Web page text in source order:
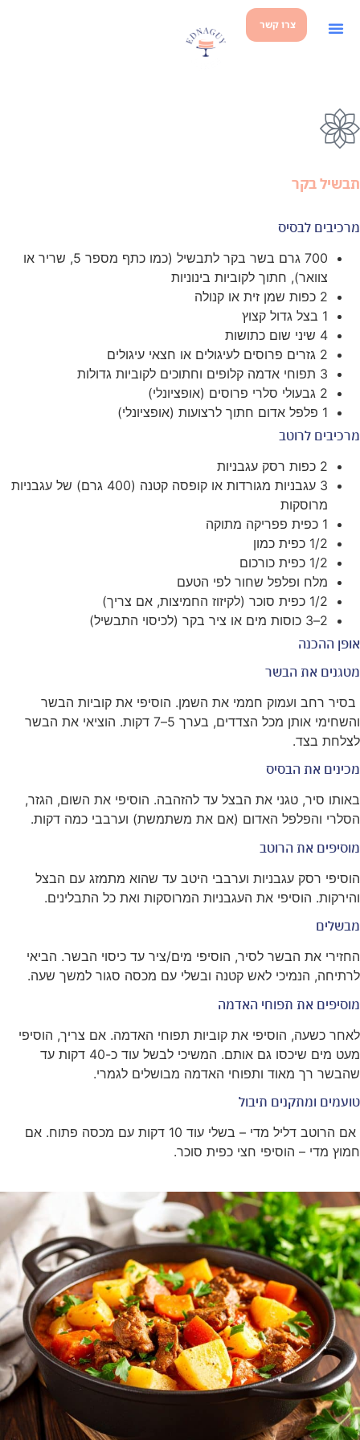
צרו קשר
תבשיל בקר
מרכיבים לבסיס
700 גרם בשר בקר לתבשיל (כמו כתף מספר 5, שריר או
צוואר), חתוך לקוביות בינוניות
2 כפות שמן זית או קנולה
1 בצל גדול קצוץ
4 שיני שום כתושות
2 גזרים פרוסים לעיגולים או חצאי עיגולים
3 תפוחי אדמה קלופים וחתוכים לקוביות גדולות
2 גבעולי סלרי פרוסים (אופציונלי)
1 פלפל אדום חתוך לרצועות (אופציונלי)
מרכיבים לרוטב
2 כפות רסק עגבניות
3 עגבניות מגורדות או קופסה קטנה (400 גרם) של עגבניות
מרוסקות
1 כפית פפריקה מתוקה
1/2 כפית כמון
1/2 כפית כורכום
מלח ופלפל שחור לפי הטעם
1/2 כפית סוכר (לקיזוז החמיצות, אם צריך)
2–3 כוסות מים או ציר בקר (לכיסוי התבשיל)
אופן ההכנה
מטגנים את הבשר
בסיר רחב ועמוק חממי את השמן. הוסיפי את קוביות הבשר
והשחימי אותן מכל הצדדים, בערך 5–7 דקות. הוציאי את הבשר
לצלחת בצד.
מכינים את הבסיס
באותו סיר, טגני את הבצל עד להזהבה. הוסיפי את השום, הגזר,
הסלרי והפלפל האדום (אם את משתמשת) וערבבי כמה דקות.
מוסיפים את הרוטב
הוסיפי רסק עגבניות וערבבי היטב עד שהוא מתמזג עם הבצל
והירקות. הוסיפי את העגבניות המרוסקות ואת כל התבלינים.
מבשלים
החזירי את הבשר לסיר, הוסיפי מים/ציר עד כיסוי הבשר. הביאי
לרתיחה, הנמיכי לאש קטנה ובשלי עם מכסה סגור למשך שעה.
מוסיפים את תפוחי האדמה
לאחר כשעה, הוסיפי את קוביות תפוחי האדמה. אם צריך, הוסיפי
מעט מים שיכסו גם אותם. המשיכי לבשל עוד כ-40 דקות עד
שהבשר רך מאוד ותפוחי האדמה מבושלים לגמרי.
טועמים ומתקנים תיבול
אם הרוטב דליל מדי – בשלי עוד 10 דקות עם מכסה פתוח. אם
חמוץ מדי – הוסיפי חצי כפית סוכר.